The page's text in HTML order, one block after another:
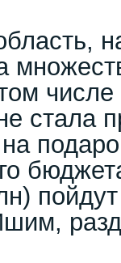
числе
стала